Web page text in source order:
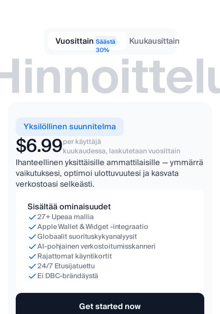
Vuosittain Säästä
30%
Kuukausittain
Yksilöllinen suunnitelma
$6.99per käyttäjä
kuukaudessa, laskutetaan vuosittain
Ihanteellinen yksittäisille ammattilaisille — ymmärrä
vaikutuksesi, optimoi ulottuvuutesi ja kasvata
verkostoasi selkeästi.
Sisältää ominaisuudet
27+ Upeaa mallia
Apple Wallet & Widget -integraatio
Globaalit suorituskykyanalyysit
AI-pohjainen verkostoitumisskanneri
Rajattomat käyntikortit
24/7 Etusijatuettu
Ei DBC-brändäystä
Get started now